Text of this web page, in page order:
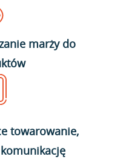
marży do
towarowanie,